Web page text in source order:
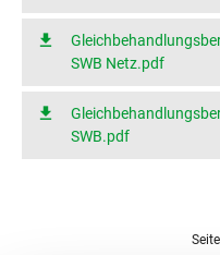
SWB Netz.pdf
SWB.pdf